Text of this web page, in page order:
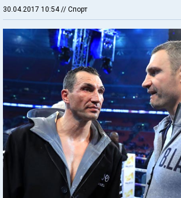
30.04.2017 10:54// Спорт